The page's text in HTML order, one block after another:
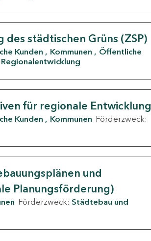
städtischen Grüns (ZSP)
Kunden Kommunen
Öffentliche
für regionale Entwicklung
Kunden Kommunen Förderzweck:
und
Planungsförderung)
Förderzweck: Städtebau und